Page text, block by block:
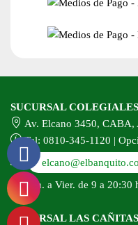
SUCURSAL COLEGIALES
Av. Elcano 3450, CABA,
Tel: 0810-345-1120 |
Lun. a Vier. de 9 a 20:30
SUCURSAL LAS CAÑITAS